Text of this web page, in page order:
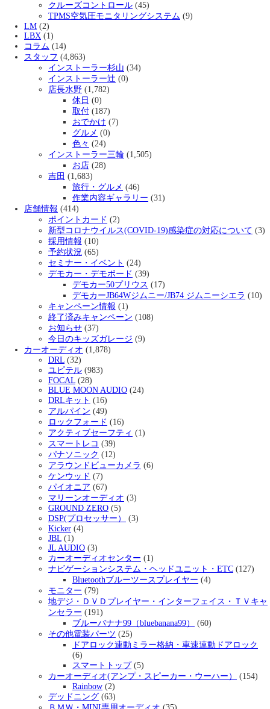
クルーズコントロール (45)
TPMS空気圧モニタリングシステム (9)
LM (2)
LBX (1)
コラム (14)
スタッフ (4,863)
インストーラー杉山 (34)
インストーラー辻 (0)
店長水野 (1,782)
休日 (0)
取付 (187)
おでかけ (7)
グルメ (0)
色々 (24)
インストーラー三輪 (1,505)
お店 (28)
吉田 (1,683)
旅行・グルメ (46)
作業内容ギャラリー (31)
店舗情報 (414)
ポイントカード (2)
新型コロナウイルス(COVID-19)感染症の対応について (3)
採用情報 (10)
予約状況 (65)
セミナー・イベント (24)
デモカー・デモボード (39)
デモカー50プリウス (17)
デモカーJB64Wジムニー/JB74 ジムニーシエラ (10)
キャンペーン情報 (1)
終了済みキャンペーン (108)
お知らせ (37)
今日のキッズガレージ (9)
カーオーディオ (1,878)
DRL (32)
ユピテル (983)
FOCAL (28)
BLUE MOON AUDIO (24)
DRLキット (16)
アルパイン (49)
ロックフォード (16)
アクティブセーフティ (1)
スマートレコ (39)
パナソニック (12)
アラウンドビューカメラ (6)
ケンウッド (7)
パイオニア (67)
マリーンオーディオ (3)
GROUND ZERO (5)
DSP(プロセッサー）
(3)
Kicker (4)
JBL (1)
JL AUDIO (3)
カーオーディオセンター (1)
ナビゲーションシステム・ヘッドユニット・ETC (127)
Bluetoothブルーツースプレイヤー (4)
モニター (79)
地デジ・ＤＶＤプレイヤー・インターフェイス・ＴＶキャ
ンセラー (191)
ブルーバナナ99（bluebanana99）
(60)
その他電装パーツ (25)
ドアロック連動ミラー格納・車速連動ドアロック
(6)
スマートトップ(5)
カーオーディオ(アンプ・スピーカー・ウーハー）
(154)
Rainbow (2)
デッドニング (63)